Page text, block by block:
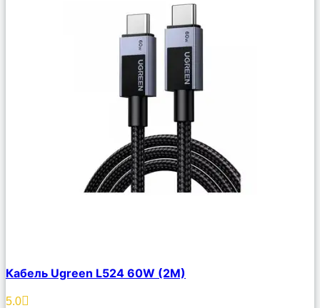
Описание
Избранное
Кабель Ugreen L524 60W (2M)
5.0